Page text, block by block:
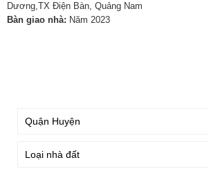
Dương,TX Điện Bàn, Quảng Nam
Bàn giao nhà: Năm 2023